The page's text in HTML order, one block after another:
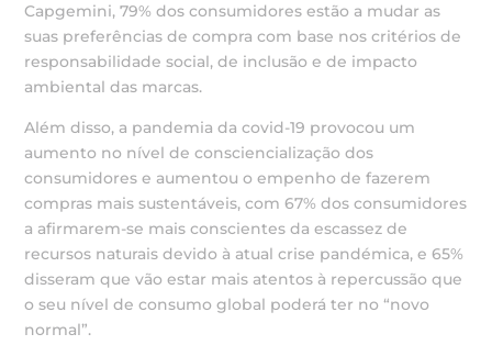
Capgemini, 79% dos consumidores estão a mudar as
suas preferências de compra com base nos critérios de
responsabilidade social, de inclusão e de impacto
ambiental das marcas.
Além disso, a pandemia da covid-19 provocou um
aumento no nível de consciencialização dos
consumidores e aumentou o empenho de fazerem
compras mais sustentáveis, com 67% dos consumidores
a afirmarem-se mais conscientes da escassez de
recursos naturais devido à atual crise pandémica, e 65%
disseram que vão estar mais atentos à repercussão que
o seu nível de consumo global poderá ter no “novo
normal”.